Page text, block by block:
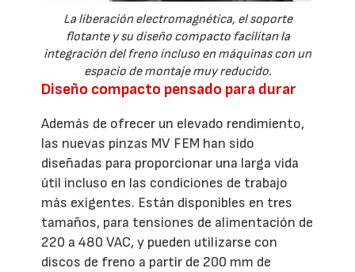
La liberación electromagnética, el soporte
flotante y su diseño compacto facilitan la
integración del freno incluso en máquinas con un
espacio de montaje muy reducido.
Diseño compacto pensado para durar
Además de ofrecer un elevado rendimiento,
las nuevas pinzas MV FEM han sido
diseñadas para proporcionar una larga vida
útil incluso en las condiciones de trabajo
más exigentes. Están disponibles en tres
tamaños, para tensiones de alimentación de
220 a 480 VAC, y pueden utilizarse con
discos de freno a partir de 200 mm de